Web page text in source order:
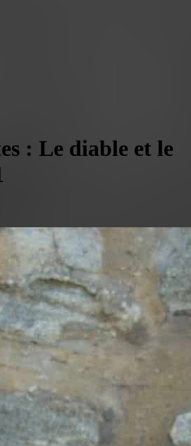
: Le diable et le